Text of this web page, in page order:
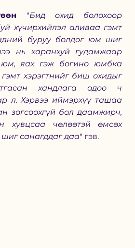
"Бид охид болохоор
хүчирхийлэл аливаа гэмт
буруу болдог юм шиг
нь харанхуй гудамжаар
яах гэж богино юмбка
хэрэгтнийг биш охидыг
хандлага одоо ч
л. Хэрвээ иймэрхүү ташаа
зогсоохгүй бол даамжирч,
хувцсаа чөлөөтэй өмсөх
санагддаг даа" гэв.